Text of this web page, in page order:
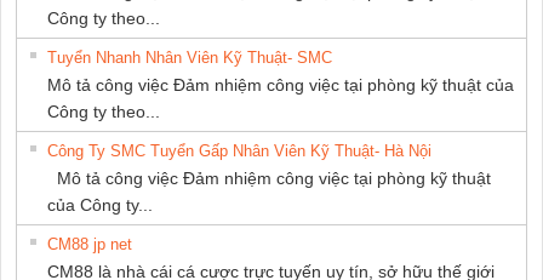
Công ty theo...
Tuyển Nhanh Nhân Viên Kỹ Thuật- SMC
Mô tả công việc Đảm nhiệm công việc tại phòng kỹ thuật của
Công ty theo...
Công Ty SMC Tuyển Gấp Nhân Viên Kỹ Thuật- Hà Nội
Mô tả công việc Đảm nhiệm công việc tại phòng kỹ thuật
của Công ty...
CM88 jp net
CM88 là nhà cái cá cược trực tuyến uy tín, sở hữu thế giới